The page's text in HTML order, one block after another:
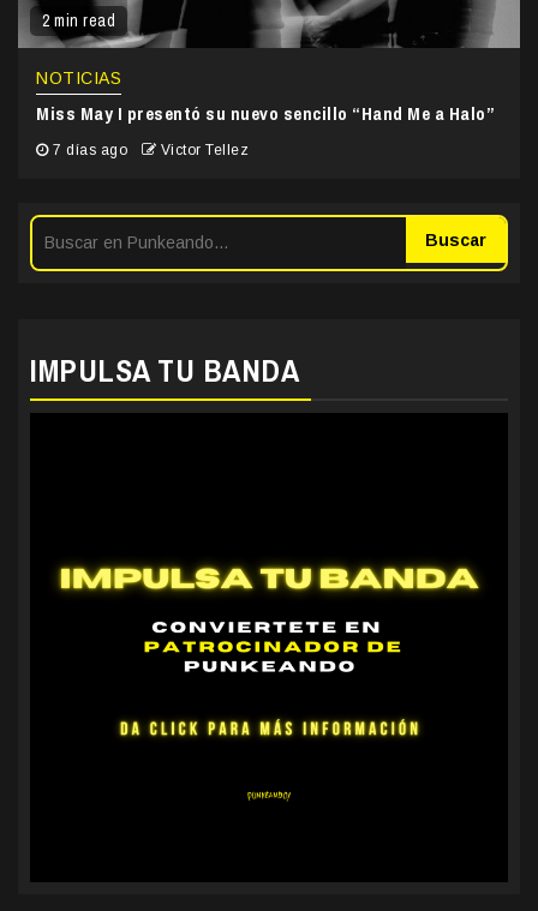
2 min read
NOTICIAS
Miss May I presentó su nuevo sencillo “Hand Me a Halo”
7 días ago Victor Tellez
Buscar
IMPULSA TU BANDA